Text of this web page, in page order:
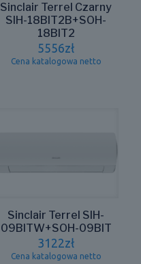
Sinclair Terrel Czarny
SIH-18BIT2B+SOH-
18BIT2
5556zł
Cena katalogowa netto
Sinclair Terrel SIH-
09BITW+SOH-09BIT
3122zł
Cena katalogowa netto